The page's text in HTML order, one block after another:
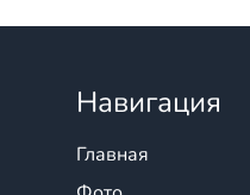
Навигация
Главная